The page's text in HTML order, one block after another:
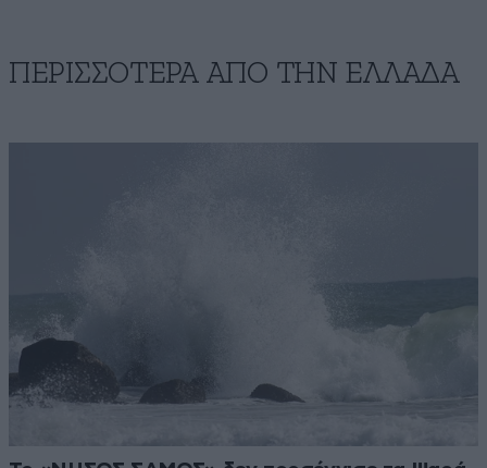
ΠΕΡΙΣΣΟΤΕΡΑ ΑΠΟ ΤΗΝ ΕΛΛΑΔΑ